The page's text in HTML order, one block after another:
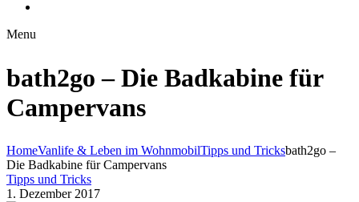
Menu
bath2go – Die Badkabine für
Campervans
HomeVanlife & Leben im WohnmobilTipps und Tricksbath2go –
Die Badkabine für Campervans
Tipps und Tricks
1. Dezember 2017